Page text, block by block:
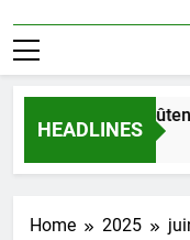
HEADLINES
Combien
23 Heures Ago
Home 2025